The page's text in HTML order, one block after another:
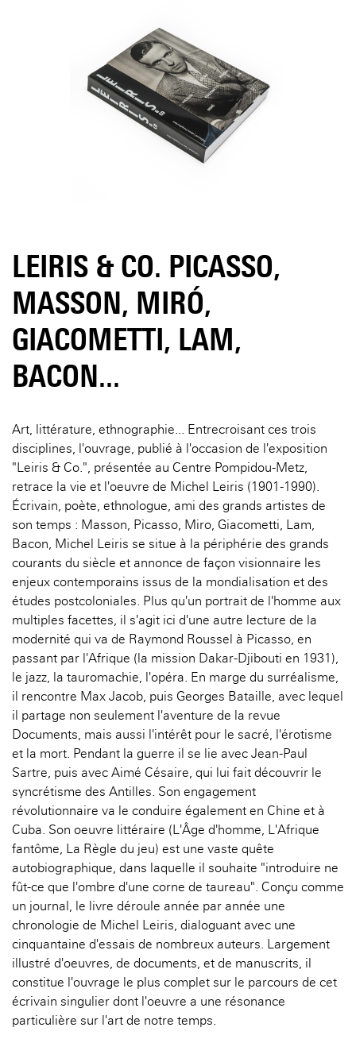
LEIRIS & CO. PICASSO,
MASSON, MIRÓ,
GIACOMETTI, LAM,
BACON...
Art, littérature, ethnographie... Entrecroisant ces trois
disciplines, l'ouvrage, publié à l'occasion de l'exposition
"Leiris & Co.", présentée au Centre Pompidou-Metz,
retrace la vie et l'oeuvre de Michel Leiris (1901-1990).
Écrivain, poète, ethnologue, ami des grands artistes de
son temps : Masson, Picasso, Miro, Giacometti, Lam,
Bacon, Michel Leiris se situe à la périphérie des grands
courants du siècle et annonce de façon visionnaire les
enjeux contemporains issus de la mondialisation et des
études postcoloniales. Plus qu'un portrait de l'homme aux
multiples facettes, il s'agit ici d'une autre lecture de la
modernité qui va de Raymond Roussel à Picasso, en
passant par l'Afrique (la mission Dakar-Djibouti en 1931),
le jazz, la tauromachie, l'opéra. En marge du surréalisme,
il rencontre Max Jacob, puis Georges Bataille, avec lequel
il partage non seulement l'aventure de la revue
Documents, mais aussi l'intérêt pour le sacré, l'érotisme
et la mort. Pendant la guerre il se lie avec Jean-Paul
Sartre, puis avec Aimé Césaire, qui lui fait découvrir le
syncrétisme des Antilles. Son engagement
révolutionnaire va le conduire également en Chine et à
Cuba. Son oeuvre littéraire (L'Âge d'homme, L'Afrique
fantôme, La Règle du jeu) est une vaste quête
autobiographique, dans laquelle il souhaite "introduire ne
fût-ce que l'ombre d'une corne de taureau". Conçu comme
un journal, le livre déroule année par année une
chronologie de Michel Leiris, dialoguant avec une
cinquantaine d'essais de nombreux auteurs. Largement
illustré d'oeuvres, de documents, et de manuscrits, il
constitue l'ouvrage le plus complet sur le parcours de cet
écrivain singulier dont l'oeuvre a une résonance
particulière sur l'art de notre temps.